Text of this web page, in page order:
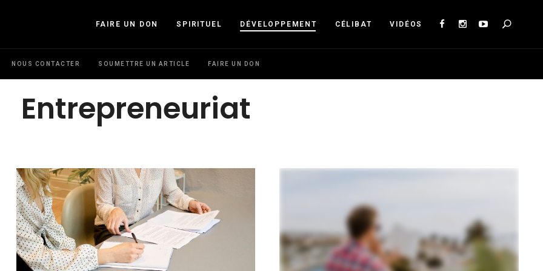
FAIRE UN DON SPIRITUEL DÉVELOPPEMENT CÉLIBAT VIDÉOS
NOUS CONTACTER SOUMETTRE UN ARTICLE FAIRE UN DON
Entrepreneuriat